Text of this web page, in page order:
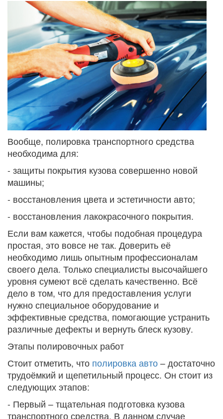
Вообще, полировка транспортного средства
необходима для:
- защиты покрытия кузова совершенно новой
машины;
- восстановления цвета и эстетичности авто;
- восстановления лакокрасочного покрытия.
Если вам кажется, чтобы подобная процедура
простая, это вовсе не так. Доверить её
необходимо лишь опытным профессионалам
своего дела. Только специалисты высочайшего
уровня сумеют всё сделать качественно. Всё
дело в том, что для предоставления услуги
нужно специальное оборудование и
эффективные средства, помогающие устранить
различные дефекты и вернуть блеск кузову.
Этапы полировочных работ
Стоит отметить, что полировка авто – достаточно
трудоёмкий и щепетильный процесс. Он стоит из
следующих этапов:
- Первый – тщательная подготовка кузова
транспортного средства. В данном случае